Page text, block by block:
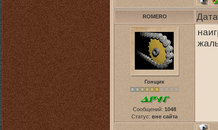
ROMERO
Гонщик
Сообщений: 1048
Статус: вне сайта